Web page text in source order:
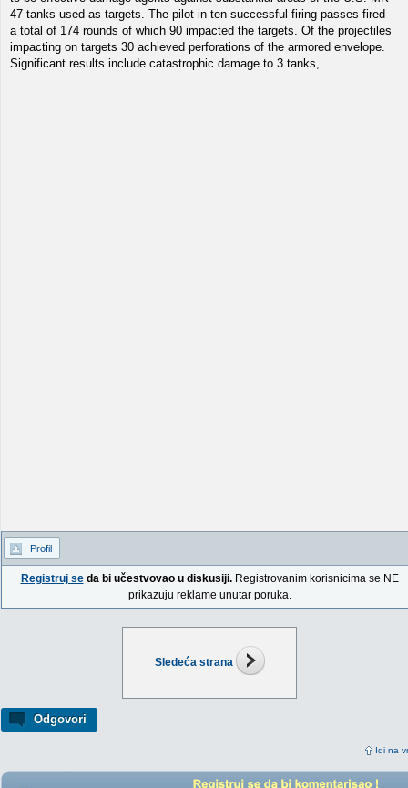
Sledeća strana
Odgovori
Idi na
47 tanks used as targets. The pilot in ten successful firing passes fired
a total of 174 rounds of which 90 impacted the targets. Of the projectiles
impacting on targets 30 achieved perforations of the armored envelope.
Significant results include catastrophic damage to 3 tanks,
Profil
Registruj seda bi učestvovao u diskusiji.Registrovanim korisnicima se NE
prikazuju reklame unutar poruka.